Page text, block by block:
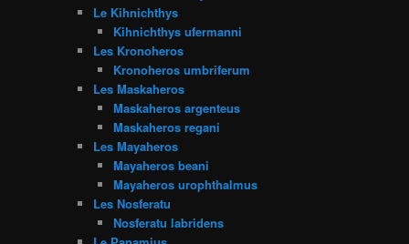
Le Kihnichthys
Kihnichthys ufermanni
Les Kronoheros
Kronoheros umbriferum
Les Maskaheros
Maskaheros argenteus
Maskaheros regani
Les Mayaheros
Mayaheros beani
Mayaheros urophthalmus
Les Nosferatu
Nosferatu labridens